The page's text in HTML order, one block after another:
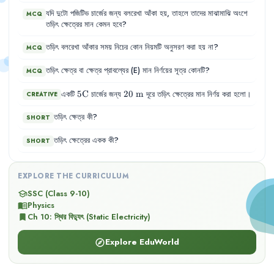
MCQ যদি দুটো পজিটিভ চার্জের জন্য বলরেখা আঁকা হয়, তাহলে তাদের মাঝামাঝি অংশে
তড়িৎ ক্ষেত্রের মান কেমন হবে?
MCQ তড়িৎ বলরেখা আঁকার সময় নিচের কোন নিয়মটি অনুসরণ করা হয় না?
MCQ তড়িৎ ক্ষেত্র বা ক্ষেত্র প্রাবল্যের (E) মান নির্ণয়ের সূত্র কোনটি?
CREATIVE একটি 5\text{C}
5C চার্জের জন্য 20\text{
20 mদূরে তড়িৎ ক্ষেত্রের মান নির্ণয় করা হলো।
SHORT তড়িৎ ক্ষেত্র কী?
SHORT তড়িৎ ক্ষেত্রের একক কী?
EXPLORE THE CURRICULUM
schoolSSC (Class 9-10)
menu_bookPhysics
bookmark Ch 10: স্থির বিদ্যুৎ (Static Electricity)
exploreExplore EduWorld